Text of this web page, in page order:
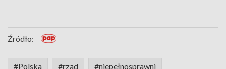
Źródło:
#Polska #rząd #niepełnosprawni